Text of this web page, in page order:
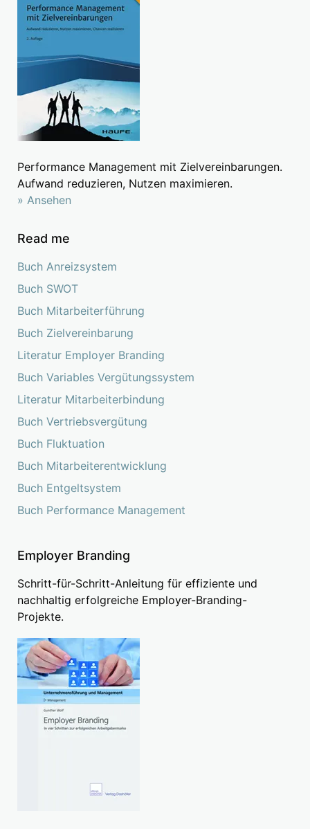
Performance Management mit Zielvereinbarungen.
Aufwand reduzieren, Nutzen maximieren.
» Ansehen
Read me
Buch Anreizsystem
Buch SWOT
Buch Mitarbeiterführung
Buch Zielvereinbarung
Literatur Employer Branding
Buch Variables Vergütungssystem
Literatur Mitarbeiterbindung
Buch Vertriebsvergütung
Buch Fluktuation
Buch Mitarbeiterentwicklung
Buch Entgeltsystem
Buch Performance Management
Employer Branding
Schritt-für-Schritt-Anleitung für effiziente und
nachhaltig erfolgreiche Employer-Branding-
Projekte.